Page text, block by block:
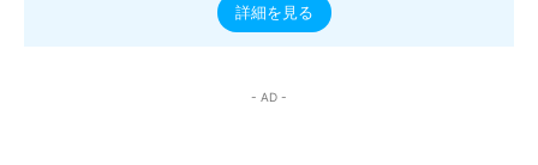
詳細を見る
- AD -